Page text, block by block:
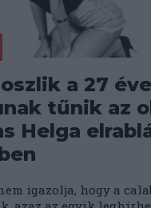
a 27
tűnik az
Helga
igazolja, hogy a